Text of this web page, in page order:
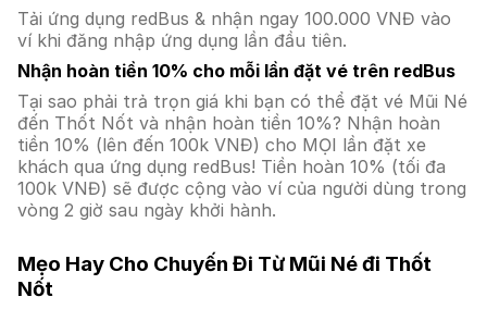
Tải ứng dụng redBus & nhận ngay 100.000 VNĐ vào
ví khi đăng nhập ứng dụng lần đầu tiên.
Nhận hoàn tiền 10% cho mỗi lần đặt vé trên redBus
Tại sao phải trả trọn giá khi bạn có thể đặt vé Mũi Né
đến Thốt Nốt và nhận hoàn tiền 10%? Nhận hoàn
tiền 10% (lên đến 100k VNĐ) cho MỌI lần đặt xe
khách qua ứng dụng redBus! Tiền hoàn 10% (tối đa
100k VNĐ) sẽ được cộng vào ví của người dùng trong
vòng 2 giờ sau ngày khởi hành.
Mẹo Hay Cho Chuyến Đi Từ Mũi Né đi Thốt
Nốt